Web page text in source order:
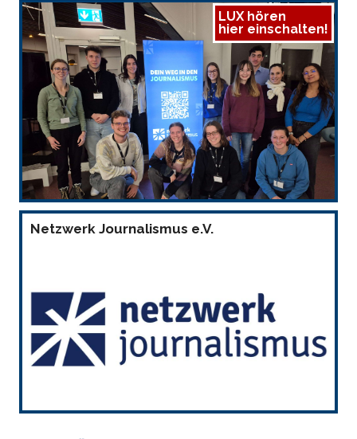
LUX hören
hier einschalten!
Netzwerk Journalismus e.V.